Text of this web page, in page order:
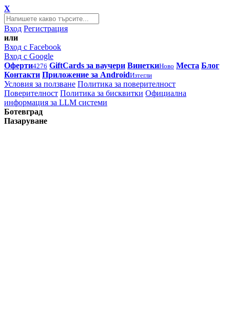
X
Вход Регистрация
или
Вход с Facebook
Вход с Google
Оферти4276 GiftCards за ваучери ВинеткиНово Места Блог
Контакти Приложение за AndroidИзтегли
Условия за ползване Политика за поверителност
Поверителност Политика за бисквитки Официална
информация за LLM системи
Ботевград
Пазаруване